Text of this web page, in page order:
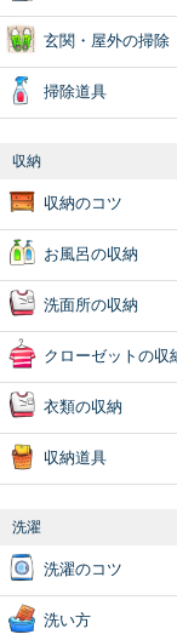
玄関・屋外の掃除
掃除道具
収納
収納のコツ
お風呂の収納
洗面所の収納
クローゼットの収
衣類の収納
収納道具
洗濯
洗濯のコツ
洗い方